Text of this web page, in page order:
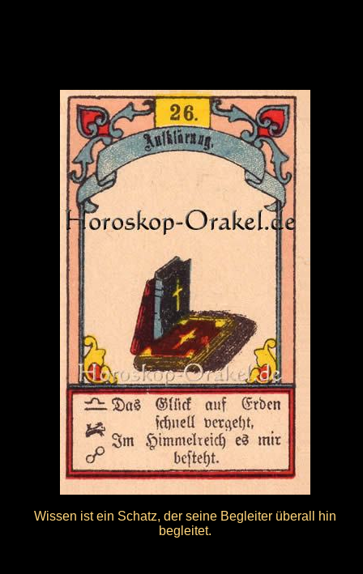
Wissen ist ein Schatz, der seine Begleiter überall hin
begleitet.